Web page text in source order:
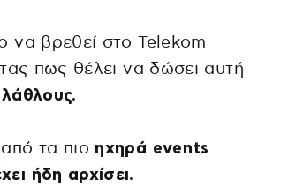
να βρεθεί στο Telekom
πως θέλει να δώσει αυτή
τα πιο ηχηρά events
ήδη αρχίσει.